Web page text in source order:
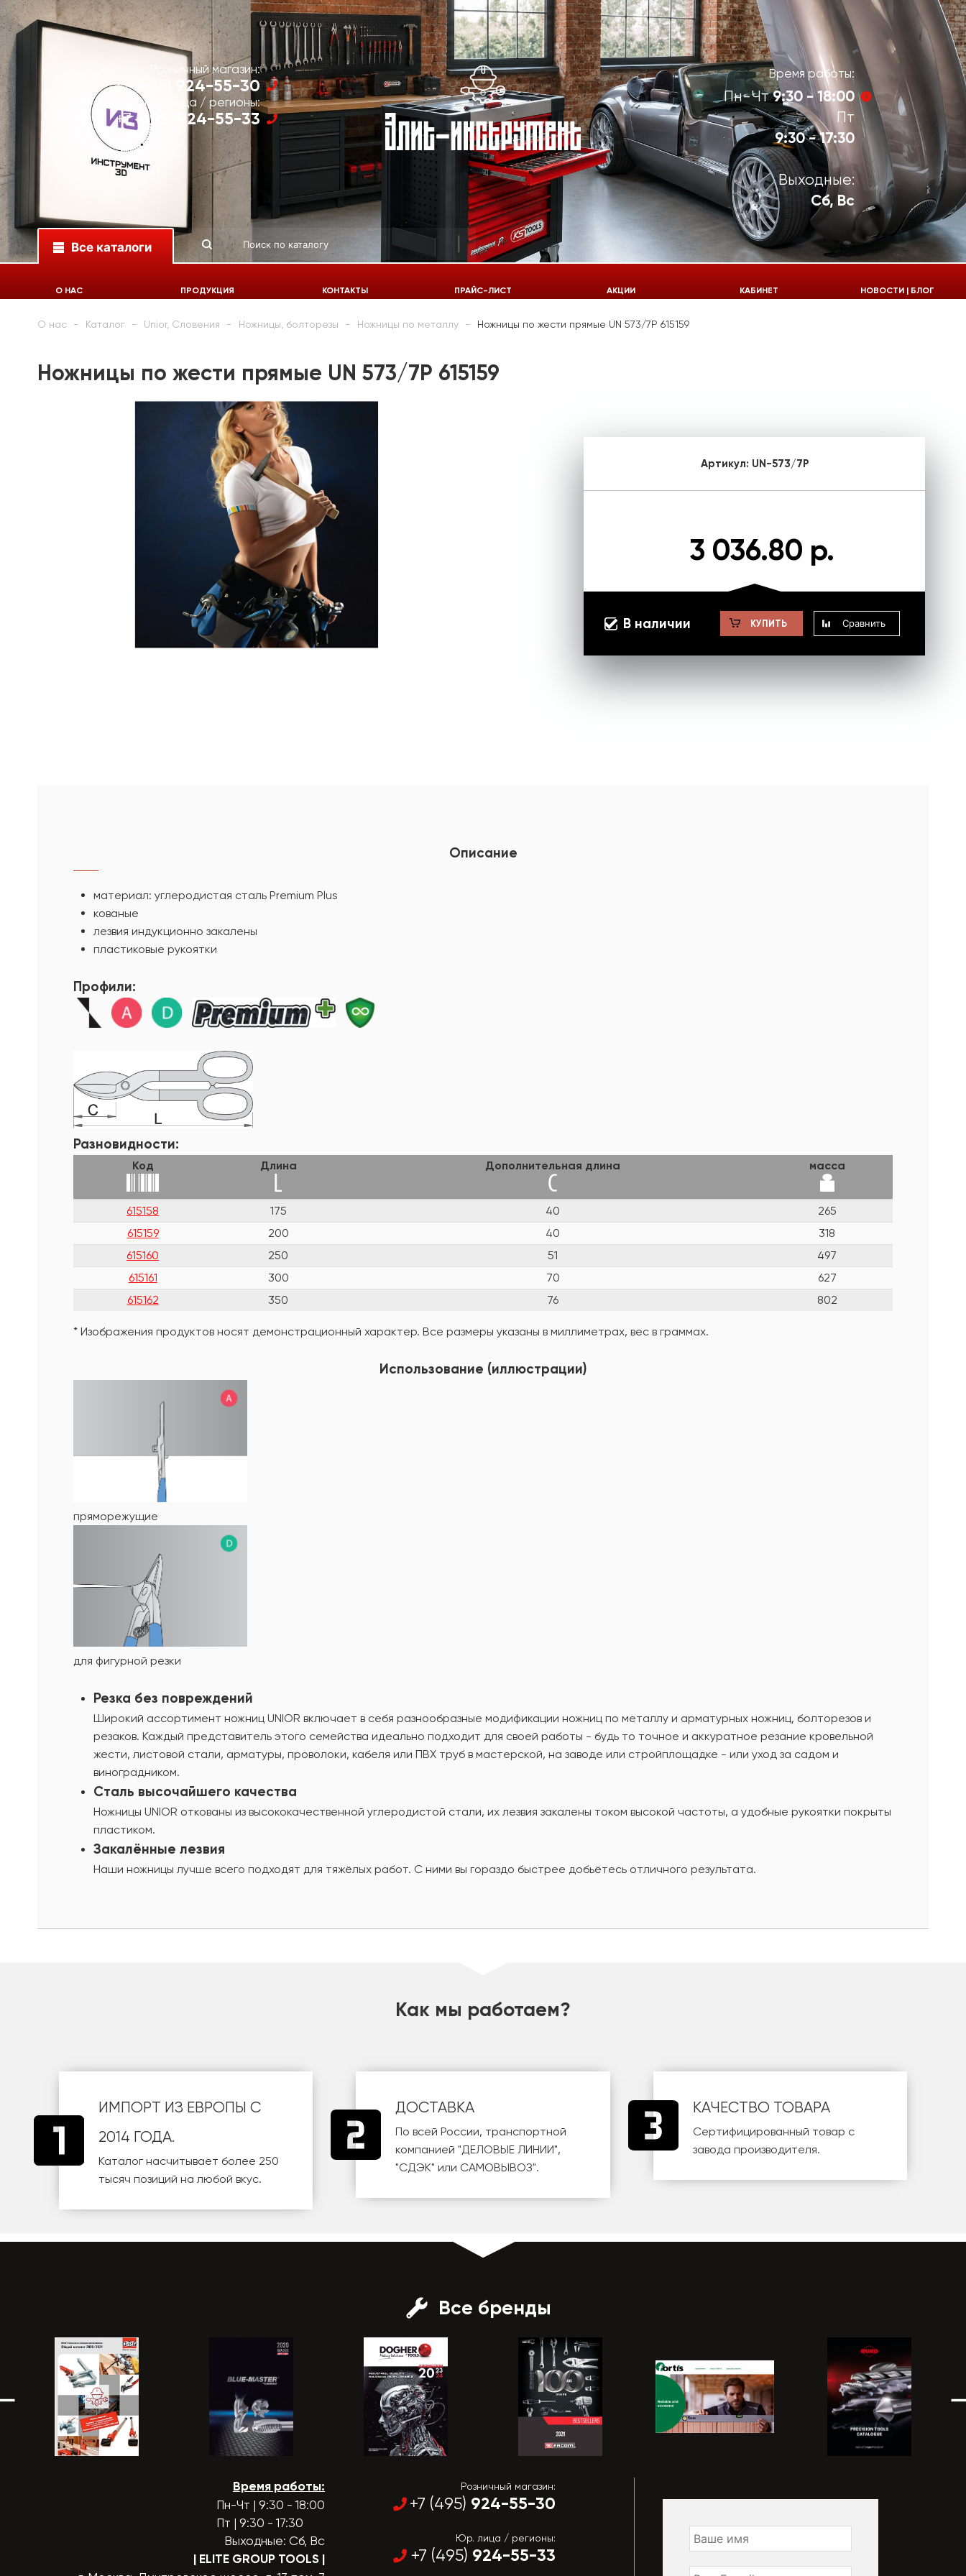
Розничный магазин:
+7 (495) 924-55-30
Юр. лица / регионы:
+7 (495) 924-55-33
Время работы:
Пн-Чт9:30 - 18:00
Пт
9:30 - 17:30
Выходные:
Сб, Вс
Все каталоги
924-55-33
О НАС ПРОДУКЦИЯ КОНТАКТЫ ПРАЙС-ЛИСТ АКЦИИ КАБИНЕТ НОВОСТИ | БЛОГ
О нас Каталог Unior, Словения Ножницы, болторезы Ножницы по металлу Ножницы по жести прямые UN 573/7P 615159
Ножницы по жести прямые UN 573/7P 615159
Артикул: UN-573/7P
3 036.80 р.
В наличии КУПИТЬ Сравнить
Описание
материал: углеродистая сталь Premium Plus
кованые
лезвия индукционно закалены
пластиковые рукоятки
Профили:
Разновидности:
Код Длина Дополнительная длина масса
615158 175 40
265
615159
200 40
318
615160
250 51
497
615161
300 70
627
615162
350 76 802
* Изображения продуктов носят демонстрационный характер. Все размеры указаны в миллиметрах, вес в граммах.
Использование (иллюстрации)
пряморежущие
для фигурной резки
Резка без повреждений
Широкий ассортимент ножниц UNIOR включает в себя разнообразные модификации ножниц по металлу и арматурных ножниц, болторезов и
резаков. Каждый представитель этого семейства идеально подходит для своей работы - будь то точное и аккуратное резание кровельной
жести, листовой стали, арматуры, проволоки, кабеля или ПВХ труб в мастерской, на заводе или стройплощадке - или уход за садом и
виноградником.
Сталь высочайшего качества
Ножницы UNIOR откованы из высококачественной углеродистой стали, их лезвия закалены током высокой частоты, а удобные рукоятки покрыты
пластиком.
Закалённые лезвия
Наши ножницы лучше всего подходят для тяжёлых работ. С ними вы гораздо быстрее добьётесь отличного результата.
Как мы работаем?
ИМПОРТ ИЗ ЕВРОПЫ С
2014 ГОДА.
Каталог насчитывает более 250
тысяч позиций на любой вкус.
ДОСТАВКА
По всей России, транспортной
компанией"ДЕЛОВЫЕ ЛИНИИ",
"СДЭК" или САМОВЫВОЗ".
КАЧЕСТВО ТОВАРА
Сертифицированный товар с
завода производителя.
Все бренды
Время работы:
Пн-Чт | 9:30 - 18:00
Пт | 9:30 - 17:30
Выходные: Сб, Вс
| ELITE GROUP TOOLS |
Розничный магазин:
+7 (495) 924-55-30
Юр. лица / регионы:
+7 (495) 924-55-33